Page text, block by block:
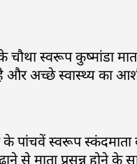
के चौथा स्वरूप कुष्मांडा
और अच्छे स्वास्थ्य का
के पांचवें स्वरूप
से माता प्रसन्न होने